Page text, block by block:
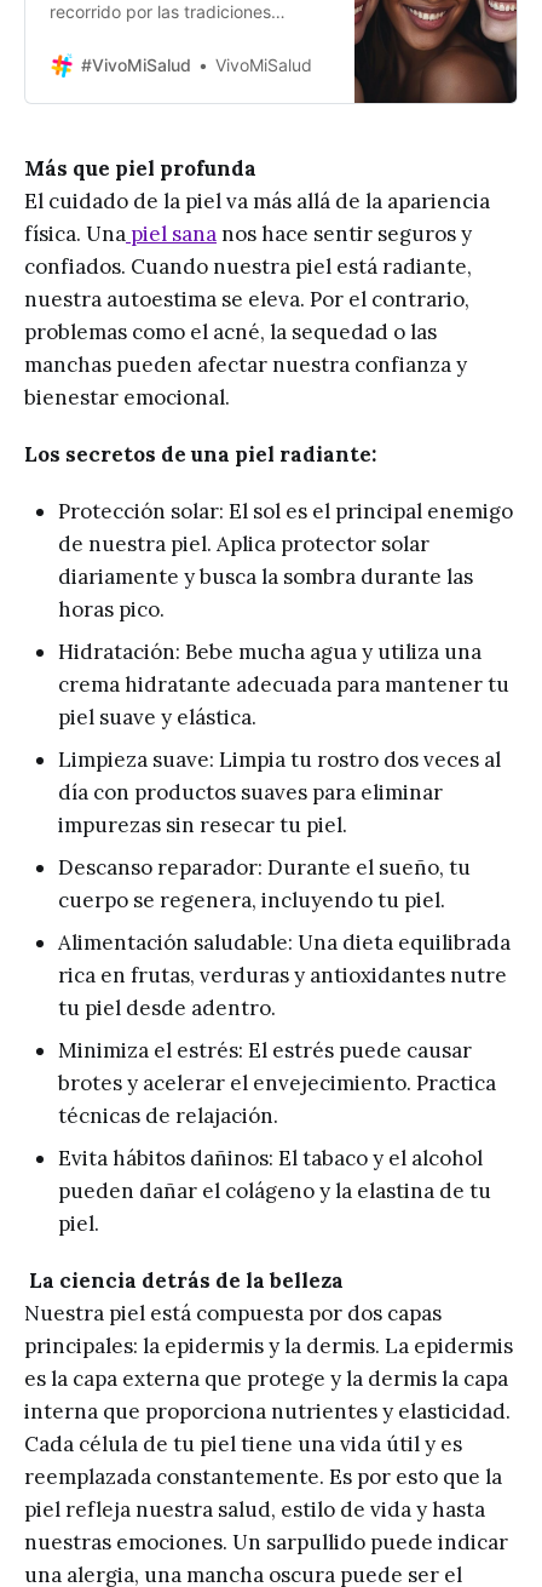
recorrido por las tradiciones
¿Te has preguntado alguna vez
de los siglos? Hoy nos
embarcamos en un viaje fascinante
por el mundo para
#VivoMiSalud VivoMiSalud
Más que piel profunda
El cuidado de la piel va más allá de la apariencia
física. Una piel sananos hace sentir seguros y
confiados. Cuando nuestra piel está radiante,
nuestra autoestima se eleva. Por el contrario,
problemas como el acné, la sequedad o las
manchas pueden afectar nuestra confianza y
bienestar emocional.
Los secretos de una piel radiante:
Protección solar: El sol es el principal enemigo
de nuestra piel. Aplica protector solar
diariamente y busca la sombra durante las
horas pico.
Hidratación: Bebe mucha agua y utiliza una
crema hidratante adecuada para mantener tu
piel suave y elástica.
Limpieza suave: Limpia tu rostro dos veces al
día con productos suaves para eliminar
impurezas sin resecar tu piel.
Descanso reparador: Durante el sueño, tu
cuerpo se regenera, incluyendo tu piel.
Alimentación saludable: Una dieta equilibrada
rica en frutas, verduras y antioxidantes nutre
tu piel desde adentro.
Minimiza el estrés: El estrés puede causar
brotes y acelerar el envejecimiento. Practica
técnicas de relajación.
Evita hábitos dañinos: El tabaco y el alcohol
pueden dañar el colágeno y la elastina de tu
piel.
La ciencia detrás de la belleza
Nuestra piel está compuesta por dos capas
principales: la epidermis y la dermis. La epidermis
es la capa externa que protege y la dermis la capa
interna que proporciona nutrientes y elasticidad.
Cada célula de tu piel tiene una vida útil y es
reemplazada constantemente. Es por esto que la
piel refleja nuestra salud, estilo de vida y hasta
nuestras emociones. Un sarpullido puede indicar
una alergia, una mancha oscura puede ser el